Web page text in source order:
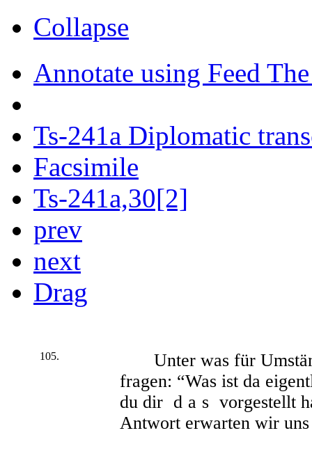
Collapse
Annotate using Feed
Ts-241a Diplomatic
Facsimile
Ts-241a,30[2]
prev
next
Drag
105.
Unter was für
fragen: “Was ist da
du dir das vorgestellt
Antwort erwarten wir uns